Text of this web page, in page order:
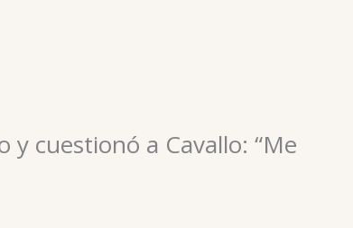
cuestionó a Cavallo: “Me